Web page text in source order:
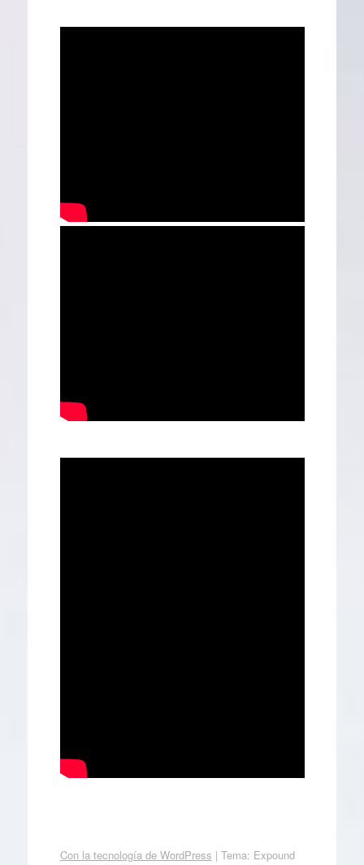
Con la tecnología de WordPress | Tema: Expound